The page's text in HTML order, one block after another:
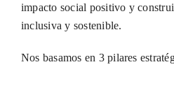
impacto social positivo y
inclusiva y sostenible.
Nos basamos en 3 pilares